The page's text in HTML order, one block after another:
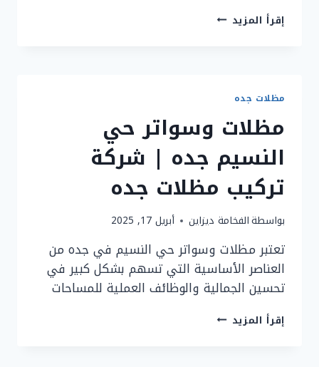
إقرأ المزيد تركيب
برجولات
جلسات
جده
مظلات جده
مظلات وسواتر حي
النسيم جده | شركة
تركيب مظلات جده
بواسطةالفخامة ديزاين أبريل 17, 2025
تعتبر مظلات وسواتر حي النسيم في جده من
العناصر الأساسية التي تسهم بشكل كبير في
تحسين الجمالية والوظائف العملية للمساحات
إقرأ المزيد مظلات